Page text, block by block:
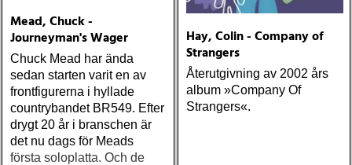
Mead, Chuck -
Journeyman's Wager
Chuck Mead har ända
sedan starten varit en av
frontfigurerna i hyllade
countrybandet BR549. Efter
drygt 20 år i branschen är
det nu dags för Meads
första soloplatta. Och de
Hay, Colin - Company of
Strangers
Återutgivning av 2002 års
album »Company Of
Strangers«.